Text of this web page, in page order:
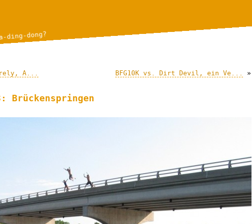
ding-dong?
A... BFG10K vs. Dirt Devil, ein Ve... »
Brückenspringen